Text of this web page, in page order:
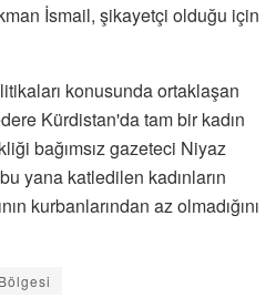
İsmail, şikayetçi olduğu için
konusunda ortaklaşan
Kürdistan'da tam bir kadın
bağımsız gazeteci Niyaz
yana katledilen kadınların
kurbanlarından az olmadığını